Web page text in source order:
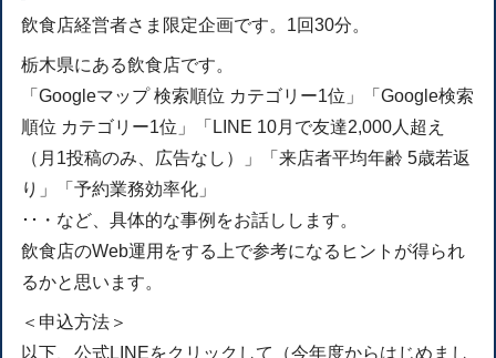
飲食店経営者さま限定企画です。1回30分。
栃木県にある飲食店です。
「Googleマップ 検索順位 カテゴリー1位」「Google検索
順位 カテゴリー1位」「LINE 10月で友達2,000人超え
（月1投稿のみ、広告なし）」「来店者平均年齢 5歳若返
り」「予約業務効率化」
･･・など、具体的な事例をお話しします。
飲食店のWeb運用をする上で参考になるヒントが得られ
るかと思います。
＜申込方法＞
以下、公式LINEをクリックして（今年度からはじめまし